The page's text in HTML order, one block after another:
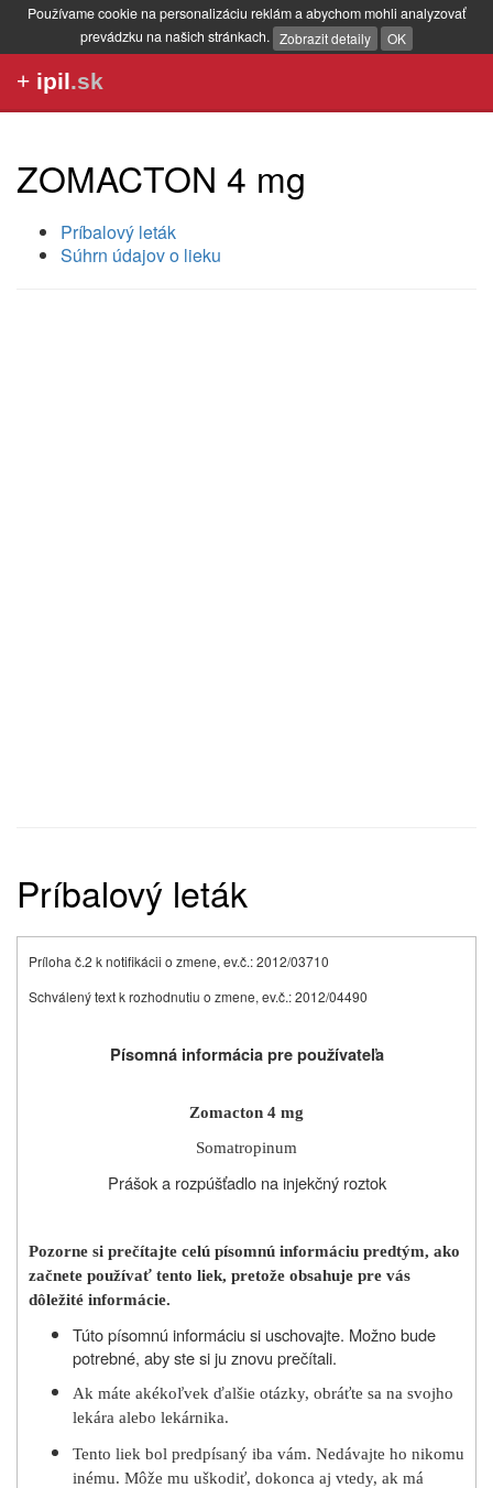
Používame cookie na personalizáciu reklám a abychom mohli analyzovať
prevádzku na našich stránkach. Zobrazit detaily OK
+ ipil.sk
ZOMACTON 4 mg
Príbalový leták
Súhrn údajov o lieku
Príbalový leták
Príloha č.2 k notifikácii o zmene, ev.č.: 2012/03710
Schválený text k rozhodnutiu o zmene, ev.č.: 2012/04490
Písomná informácia pre používateľa
Zomacton 4 mg
Somatropinum
Prášok a rozpúšťadlo na injekčný roztok
Pozorne si prečítajte celú písomnú informáciu predtým, ako
začnete používať tento liek, pretože obsahuje pre vás
dôležité informácie.
Túto písomnú informáciu si uschovajte. Možno bude
potrebné, aby ste si ju znovu prečítali.
Ak máte akékoľvek ďalšie otázky, obráťte sa na svojho
lekára alebo lekárnika.
Tento liek bol predpísaný iba vám. Nedávajte ho nikomu
inému. Môže mu uškodiť, dokonca aj vtedy, ak má